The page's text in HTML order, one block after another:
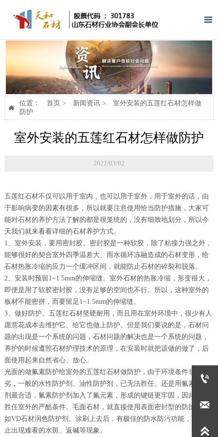


位置： 首页 > 新闻资讯>
室外安装的五莲红石材怎样做
防护
室外安装的五莲红石材怎样做防护
2022/03/02
五莲红石材不仅可以用于室内，也可以用于室外，用于室外的话，由
于影响病变的因素有很多，所以就要注意使用恰当防护措施，大家可
能对石材的养护方法了解的都是很笼统的，没有细致地划分，所以今
天我们就来看看详细的石材养护方式。
1、室外安装，要用密封胶。密封胶是一种软胶，除了粘接力强之外，
能够很好的契合室外四季温差大、雨水循环冻融造成的石材变形，给
石材热胀冷缩的应力一个缓冲区间，就能防止石材的碎裂和脱落。
2、安装时预留1~1.5mm的伸缩缝。室外石材的热胀冷缩，形变很大，
即便是用了软胶密封胶，没有足够的空间也不行。所以，这种室外的
板材不能密拼，而要留足1~1.5mm的伸缩缝。
3、做好防护。五莲红石材坚硬耐用，而且用在室外环境中，很少有人
愿意花成本去维护它、给它也做上防护。但是我们要说的是，石材问
题的出现是一个系统的问题，石材问题的解决也是一个系统的问题，
养护的时候遵照石材护理技术的原理，在安装时就把该做的做了，后
面使用起来自然省心、放心。
光面的做氟素防护给室外的五莲红石材做防护，由于环境条件非常恶
劣，一般的水性防护剂、油性防护剂，已无法胜任。还是用氟素防护
剂最合适，氟素防护剂加入了氟元素，形成的键链更牢固，因此可以
胜任室外的严酷条件。毛面石材，就直接使用表面密封型的防护剂，
如VD石材润色防护剂。涂刷上去后，有极佳的防水防污功能，可以防
止出现难看的水斑、返碱等现象。


